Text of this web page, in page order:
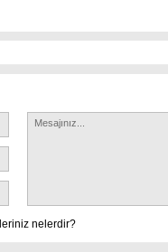
nelerdir?